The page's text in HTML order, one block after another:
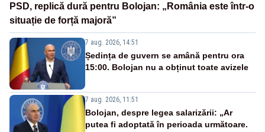
PSD, replică dură pentru Bolojan: „România este într-o
situație de forță majoră”
7 aug. 2026, 14:51
Ședința de guvern se amână pentru ora
15:00. Bolojan nu a obținut toate avizele
7 aug. 2026, 11:51
Bolojan, despre legea salarizării: „Ar
putea fi adoptată în perioada următoare.